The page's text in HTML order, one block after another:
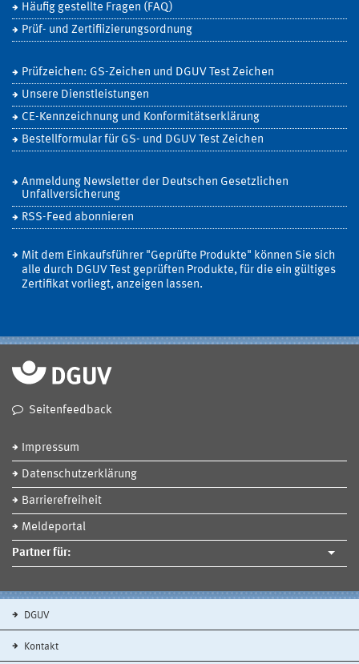
Häufig gestellte Fragen (FAQ)
Prüf- und Zertifiizierungsordnung
Prüfzeichen: GS-Zeichen und DGUV Test Zeichen
Unsere Dienstleistungen
CE-Kennzeichnung und Konformitätserklärung
Bestellformular für GS- und DGUV Test Zeichen
Anmeldung Newsletter der Deutschen Gesetzlichen
Unfallversicherung
RSS-Feed abonnieren
Mit dem Einkaufsführer "Geprüfte Produkte" können Sie sich
alle durch DGUV Test geprüften Produkte, für die ein gültiges
Zertifikat vorliegt, anzeigen lassen.
Seitenfeedback
Impressum
Datenschutzerklärung
Barrierefreiheit
Meldeportal
Partner für:
DGUV
Kontakt